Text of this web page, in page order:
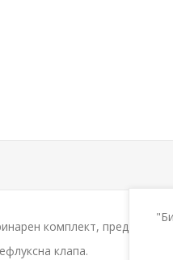
комплект,
клапа.